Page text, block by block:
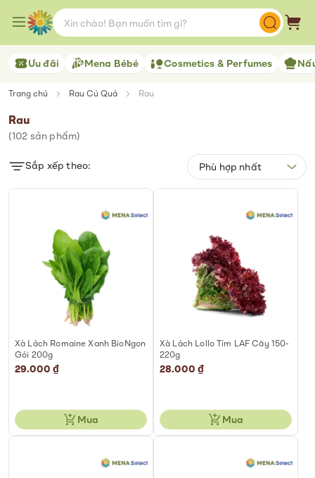
to
Content
Giỏ
Ưu đãi Mena Bébé Cosmetics & Perfumes
Trang chủ Rau Củ Quả Rau
Rau
(102sản phẩm)
Sắp xếp theo:
Xà Lách Romaine Xanh BioNgon
Gói 200g
29.000 ₫
Mua
Xà Lách Lollo Tím LAF Cây 150-
220g
28.000 ₫
Mua